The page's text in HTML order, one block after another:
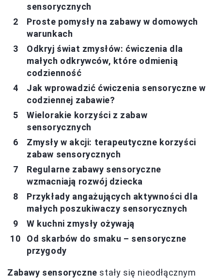
sensorycznych
Proste pomysły na zabawy w domowych
warunkach
Odkryj świat zmysłów: ćwiczenia dla
małych odkrywców, które odmienią
codzienność
Jak wprowadzić ćwiczenia sensoryczne w
codziennej zabawie?
Wielorakie korzyści z zabaw
sensorycznych
Zmysły w akcji: terapeutyczne korzyści
zabaw sensorycznych
Regularne zabawy sensoryczne
wzmacniają rozwój dziecka
Przykłady angażujących aktywności dla
małych poszukiwaczy sensorycznych
W kuchni zmysły ożywają
Od skarbów do smaku – sensoryczne
przygody
Zabawy sensoryczne stały się nieodłącznym